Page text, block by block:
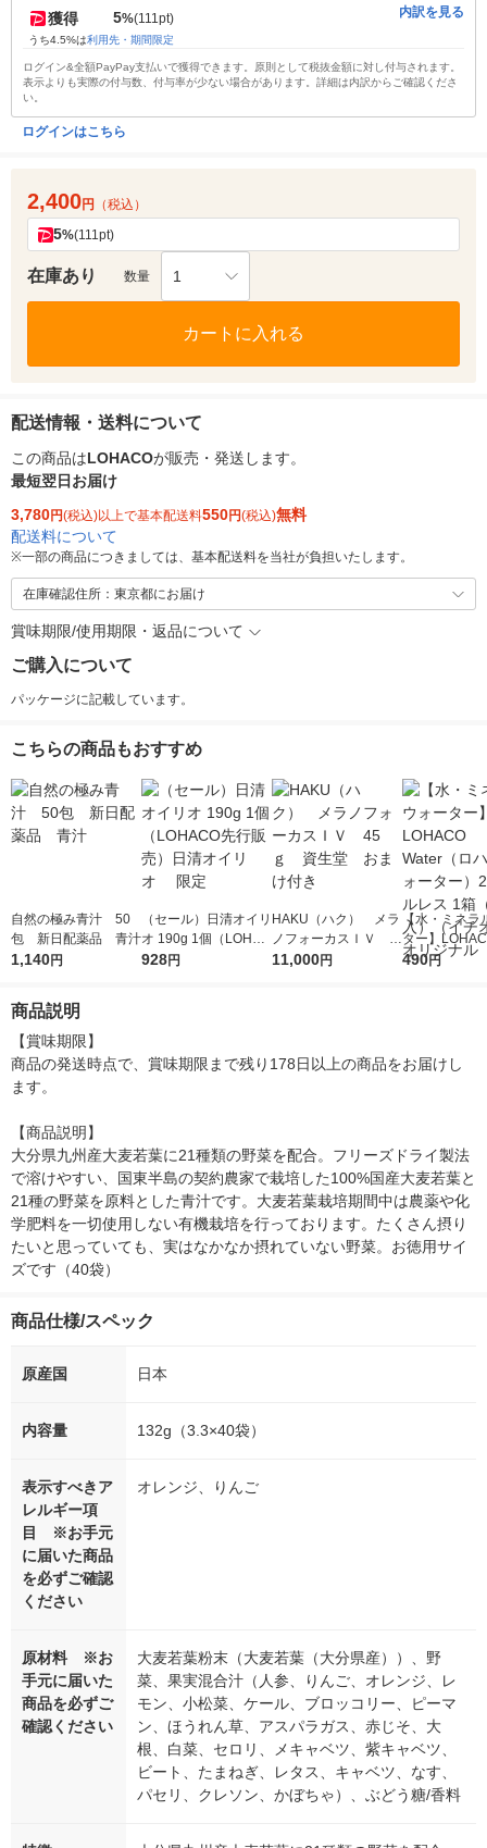
獲得 5%(111pt)
うち4.5%は利用先・期間限定
内訳を見る
ログイン&全額PayPay支払いで獲得できます。原則として税抜金額に対し付与されます。
表示よりも実際の付与数、付与率が少ない場合があります。詳細は内訳からご確認くださ
い。
ログインはこちら
2,400円 （税込）
5%(111pt)
在庫あり 数量 1
カートに入れる
配送情報・送料について
この商品はLOHACOが販売・発送します。
最短翌日お届け
3,780円(税込)以上で基本配送料550円(税込)無料
配送料について
※一部の商品につきましては、基本配送料を当社が負担いたします。
在庫確認住所：東京都にお届け
賞味期限/使用期限・返品について
ご購入について
パッケージに記載しています。
こちらの商品もおすすめ
自然の極み青汁 50
包 新日配薬品 青汁
1,140円
（セール）日清オイリ
オ 190g 1個（LOHAC
O先行販売）日清オイ
928円
HAKU（ハク） メラ
ノフォーカスＩＶ 4
5ｇ 資生堂 おまけ
11,000円
【水・ミネラ
ター】
r（ロハコウ
490円
商品説明
【賞味期限】
商品の発送時点で、賞味期限まで残り178日以上の商品をお届けし
ます。
【商品説明】
大分県九州産大麦若葉に21種類の野菜を配合。フリーズドライ製法
で溶けやすい、国東半島の契約農家で栽培した100%国産大麦若葉と
21種の野菜を原料とした青汁です。大麦若葉栽培期間中は農薬や化
学肥料を一切使用しない有機栽培を行っております。たくさん摂り
たいと思っていても、実はなかなか摂れていない野菜。お徳用サイ
ズです（40袋）
商品仕様/スペック
原産国 日本
内容量 132g（3.3×40袋）
表示すべきア
レルギー項
目 ※お手元
に届いた商品
を必ずご確認
ください
オレンジ、りんご
原材料 ※お
手元に届いた
商品を必ずご
確認ください
大麦若葉粉末（大麦若葉（大分県産））、野
菜、果実混合汁（人参、りんご、オレンジ、レ
モン、小松菜、ケール、ブロッコリー、ピーマ
ン、ほうれん草、アスパラガス、赤じそ、大
根、白菜、セロリ、メキャベツ、紫キャベツ、
ビート、たまねぎ、レタス、キャベツ、なす、
パセリ、クレソン、かぼちゃ）、ぶどう糖/香料